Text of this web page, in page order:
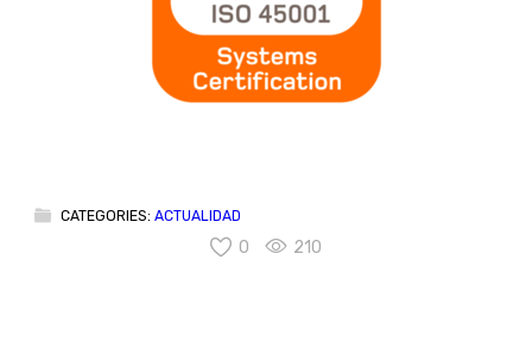
CATEGORIES: ACTUALIDAD
0 210